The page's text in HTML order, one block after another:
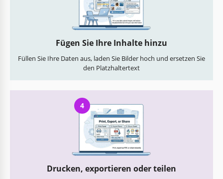
Fügen Sie Ihre Inhalte hinzu
Füllen Sie Ihre Daten aus, laden Sie Bilder hoch und ersetzen Sie
den Platzhaltertext
4
Drucken, exportieren oder teilen